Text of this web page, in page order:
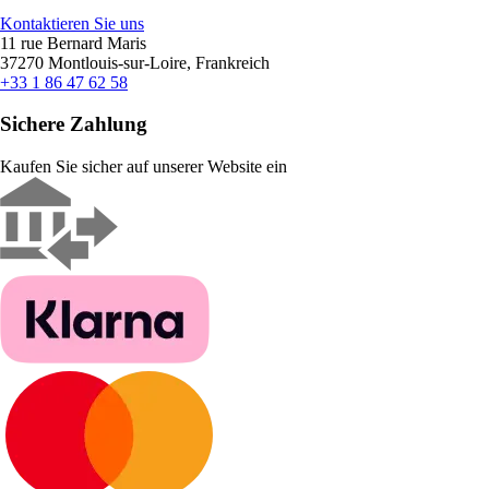
Kontaktieren Sie uns
11 rue Bernard Maris
37270 Montlouis-sur-Loire, Frankreich
+33 1 86 47 62 58
Sichere Zahlung
Kaufen Sie sicher auf unserer Website ein